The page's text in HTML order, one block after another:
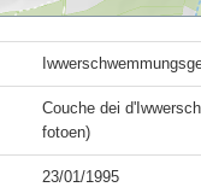
Couche dei
fotoen)
23/01/1995